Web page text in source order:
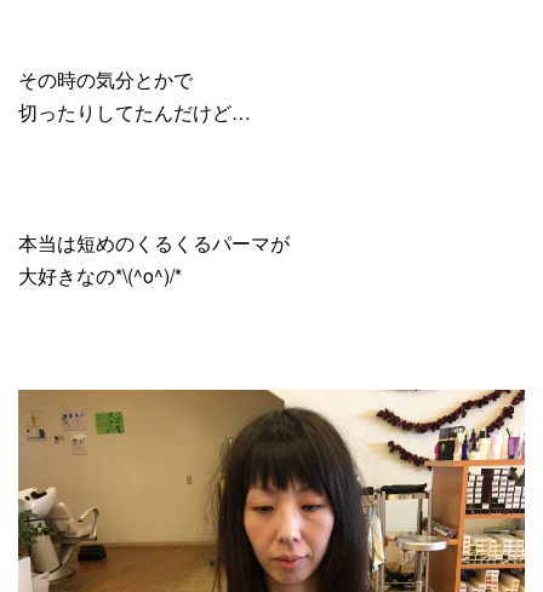
その時の気分とかで
切ったりしてたんだけど…
本当は短めのくるくるパーマが
大好きなの*\(^o^)/*